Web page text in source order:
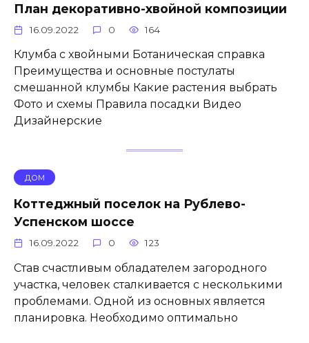
План декоративно-хвойной композиции
16.09.2022 0 164
Клумба с хвойными Ботаническая справка
Преимущества и основные постулаты
смешанной клумбы Какие растения выбрать
Фото и схемы Правила посадки Видео
Дизайнерские
ДОМ
Коттеджный поселок на Рублево-
Успенском шоссе
16.09.2022 0 123
Став счастливым обладателем загородного
участка, человек сталкивается с несколькими
проблемами. Одной из основных является
планировка. Необходимо оптимально